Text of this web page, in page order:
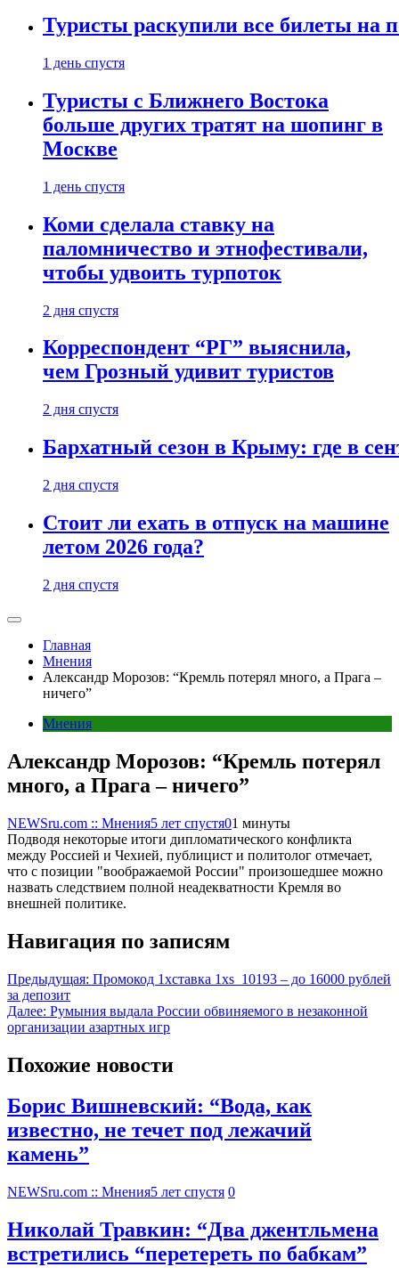
Туристы раскупили все билеты на
1 день спустя
Туристы с Ближнего Востока
больше других тратят на шопинг в
Москве
1 день спустя
Коми сделала ставку на
паломничество и этнофестивали,
чтобы удвоить турпоток
2 дня спустя
Корреспондент “РГ” выяснила,
чем Грозный удивит туристов
2 дня спустя
Бархатный сезон в Крыму: где в
2 дня спустя
Стоит ли ехать в отпуск на машине
летом 2026 года?
2 дня спустя
Главная
Мнения
Александр Морозов: “Кремль потерял много, а Прага –
ничего”
Мнения
Александр Морозов: “Кремль потерял
много, а Прага – ничего”
NEWSru.com :: Мнения5 лет спустя01 минуты
Подводя некоторые итоги дипломатического конфликта
между Россией и Чехией, публицист и политолог отмечает,
что с позиции "воображаемой России" произошедшее можно
назвать следствием полной неадекватности Кремля во
внешней политике.
Навигация по записям
Предыдущая: Промокод 1хставка 1xs_10193 – до 16000 рублей
за депозит
Далее: Румыния выдала России обвиняемого в незаконной
организации азартных игр
Похожие новости
Борис Вишневский: “Вода, как
известно, не течет под лежачий
камень”
NEWSru.com :: Мнения5 лет спустя 0
Николай Травкин: “Два джентльмена
встретились “перетереть по бабкам”